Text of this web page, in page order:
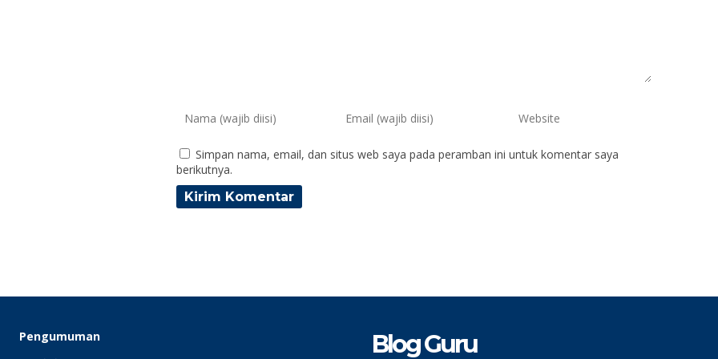
Simpan nama, email, dan situs web saya pada peramban ini untuk komentar saya
berikutnya.
Pengumuman Blog Guru